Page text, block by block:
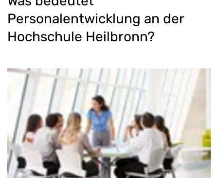
Personalentwicklung an der
Hochschule Heilbronn?